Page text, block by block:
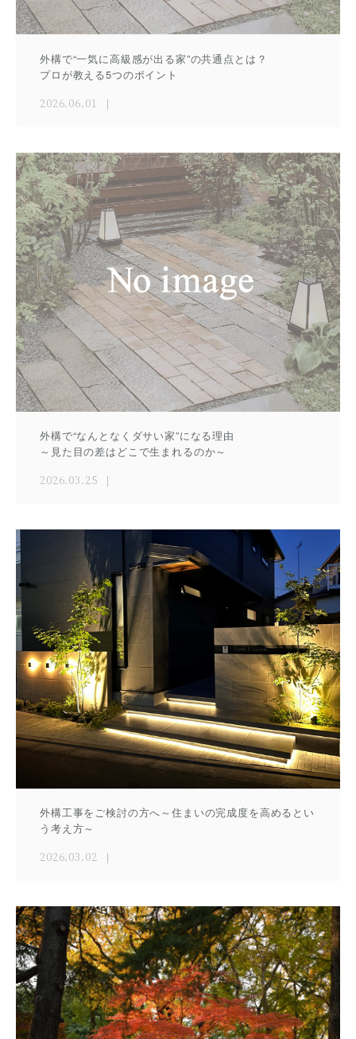
外構で“一気に高級感が出る家”の共通点とは？
プロが教える5つのポイント
2026.06.01
外構で“なんとなくダサい家”になる理由
～見た目の差はどこで生まれるのか～
2026.03.25
外構工事をご検討の方へ～住まいの完成度を高めるとい
う考え方～
2026.03.02